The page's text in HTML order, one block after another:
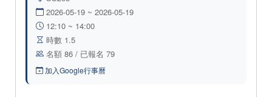
2026-05-19 ~ 2026-05-19
12:10 ~ 14:00
時數 1.5
名額 86 / 已報名 79
加入Google行事曆